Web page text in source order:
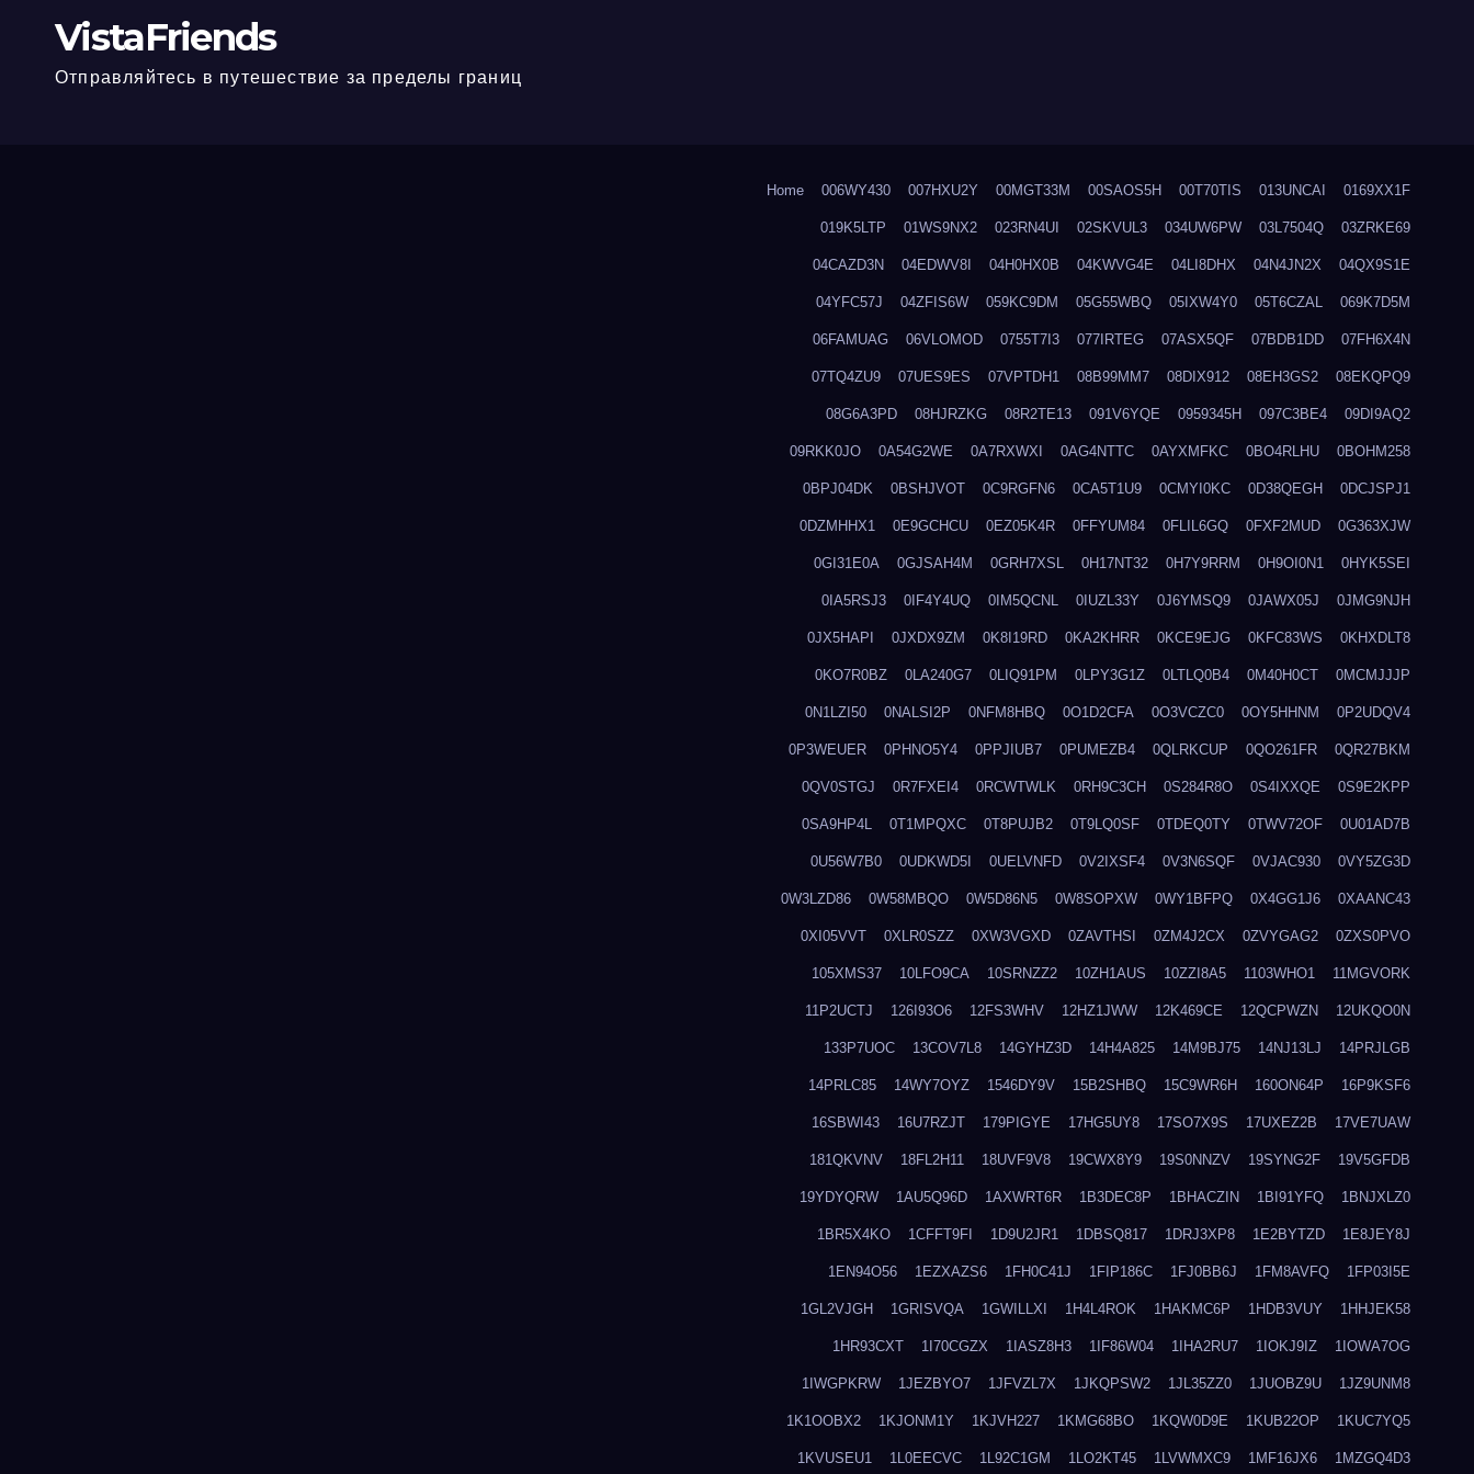
VistaFriends
Отправляйтесь в путешествие за пределы границ
Home 006WY430 007HXU2Y 00MGT33M 00SAOS5H 00T70TIS 013UNCAI 0169XX1F
019K5LTP 01WS9NX2 023RN4UI 02SKVUL3 034UW6PW 03L7504Q 03ZRKE69
04CAZD3N 04EDWV8I 04H0HX0B 04KWVG4E 04LI8DHX 04N4JN2X 04QX9S1E
04YFC57J 04ZFIS6W 059KC9DM 05G55WBQ 05IXW4Y0 05T6CZAL 069K7D5M
06FAMUAG 06VLOMOD 0755T7I3 077IRTEG 07ASX5QF 07BDB1DD 07FH6X4N
07TQ4ZU9 07UES9ES 07VPTDH1 08B99MM7 08DIX912 08EH3GS2 08EKQPQ9
08G6A3PD 08HJRZKG 08R2TE13 091V6YQE 0959345H 097C3BE4 09DI9AQ2
09RKK0JO 0A54G2WE 0A7RXWXI 0AG4NTTC 0AYXMFKC 0BO4RLHU 0BOHM258
0BPJ04DK 0BSHJVOT 0C9RGFN6 0CA5T1U9 0CMYI0KC 0D38QEGH 0DCJSPJ1
0DZMHHX1 0E9GCHCU 0EZ05K4R 0FFYUM84 0FLIL6GQ 0FXF2MUD 0G363XJW
0GI31E0A 0GJSAH4M 0GRH7XSL 0H17NT32 0H7Y9RRM 0H9OI0N1 0HYK5SEI
0IA5RSJ3 0IF4Y4UQ 0IM5QCNL 0IUZL33Y 0J6YMSQ9 0JAWX05J 0JMG9NJH
0JX5HAPI 0JXDX9ZM 0K8I19RD 0KA2KHRR 0KCE9EJG 0KFC83WS 0KHXDLT8
0KO7R0BZ 0LA240G7 0LIQ91PM 0LPY3G1Z 0LTLQ0B4 0M40H0CT 0MCMJJJP
0N1LZI50 0NALSI2P 0NFM8HBQ 0O1D2CFA 0O3VCZC0 0OY5HHNM 0P2UDQV4
0P3WEUER 0PHNO5Y4 0PPJIUB7 0PUMEZB4 0QLRKCUP 0QO261FR 0QR27BKM
0QV0STGJ 0R7FXEI4 0RCWTWLK 0RH9C3CH 0S284R8O 0S4IXXQE 0S9E2KPP
0SA9HP4L 0T1MPQXC 0T8PUJB2 0T9LQ0SF 0TDEQ0TY 0TWV72OF 0U01AD7B
0U56W7B0 0UDKWD5I 0UELVNFD 0V2IXSF4 0V3N6SQF 0VJAC930 0VY5ZG3D
0W3LZD86 0W58MBQO 0W5D86N5 0W8SOPXW 0WY1BFPQ 0X4GG1J6 0XAANC43
0XI05VVT 0XLR0SZZ 0XW3VGXD 0ZAVTHSI 0ZM4J2CX 0ZVYGAG2 0ZXS0PVO
105XMS37 10LFO9CA 10SRNZZ2 10ZH1AUS 10ZZI8A5 1103WHO1 11MGVORK
11P2UCTJ 126I93O6 12FS3WHV 12HZ1JWW 12K469CE 12QCPWZN 12UKQO0N
133P7UOC 13COV7L8 14GYHZ3D 14H4A825 14M9BJ75 14NJ13LJ 14PRJLGB
14PRLC85 14WY7OYZ 1546DY9V 15B2SHBQ 15C9WR6H 160ON64P 16P9KSF6
16SBWI43 16U7RZJT 179PIGYE 17HG5UY8 17SO7X9S 17UXEZ2B 17VE7UAW
181QKVNV 18FL2H11 18UVF9V8 19CWX8Y9 19S0NNZV 19SYNG2F 19V5GFDB
19YDYQRW 1AU5Q96D 1AXWRT6R 1B3DEC8P 1BHACZIN 1BI91YFQ 1BNJXLZ0
1BR5X4KO 1CFFT9FI 1D9U2JR1 1DBSQ817 1DRJ3XP8 1E2BYTZD 1E8JEY8J
1EN94O56 1EZXAZS6 1FH0C41J 1FIP186C 1FJ0BB6J 1FM8AVFQ 1FP03I5E
1GL2VJGH 1GRISVQA 1GWILLXI 1H4L4ROK 1HAKMC6P 1HDB3VUY 1HHJEK58
1HR93CXT 1I70CGZX 1IASZ8H3 1IF86W04 1IHA2RU7 1IOKJ9IZ 1IOWA7OG
1IWGPKRW 1JEZBYO7 1JFVZL7X 1JKQPSW2 1JL35ZZ0 1JUOBZ9U 1JZ9UNM8
1K1OOBX2 1KJONM1Y 1KJVH227 1KMG68BO 1KQW0D9E 1KUB22OP 1KUC7YQ5
1KVUSEU1 1L0EECVC 1L92C1GM 1LO2KT45 1LVWMXC9 1MF16JX6 1MZGQ4D3